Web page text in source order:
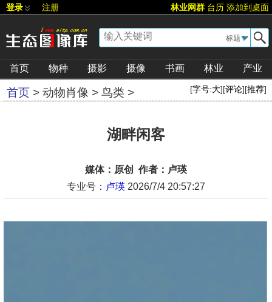
登录 注册 林业网群 台历 添加到桌面
▼
首页 物种 摄影 摄像 书画 林业 产业
首页 > 动物肖像 > 鸟类 > [字号:大][评论][推荐]
湖畔闲客
媒体：原创 作者：卢瑛
专业号： 卢瑛 2026/7/4 20:57:27